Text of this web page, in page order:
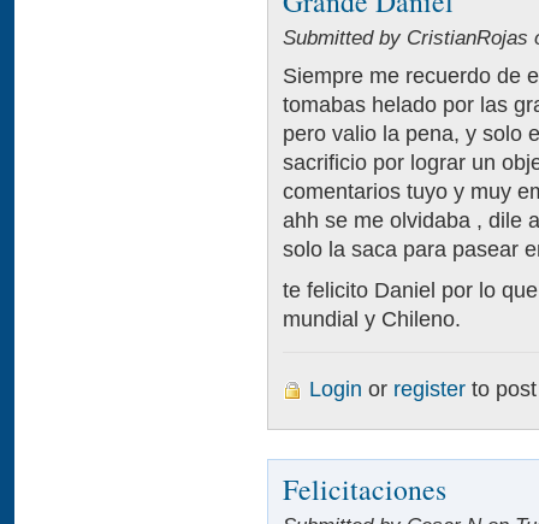
Submitted by CristianRojas
Siempre me recuerdo de
tomabas helado por las
pero valio la pena, y solo
sacrificio por lograr un
comentarios tuyo y muy
ahh se me olvidaba , dile
solo la saca para pasear
te felicito Daniel por lo
mundial y Chileno.
Login or register to
Felicitaciones